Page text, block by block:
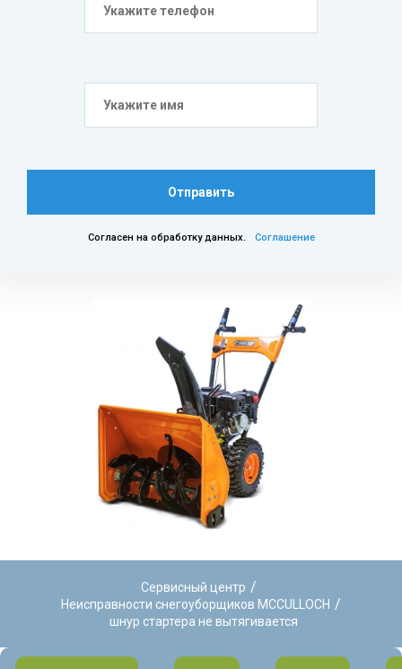
Отправить
Согласен на обработку данных. Соглашение
Сервисный центр /
Неисправности снегоуборщиков MCCULLOCH /
шнур стартера не вытягивается